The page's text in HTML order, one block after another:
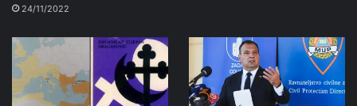
24/11/2022